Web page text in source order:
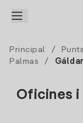
Principal /
Palmas
/ Gáldar
Oficines i